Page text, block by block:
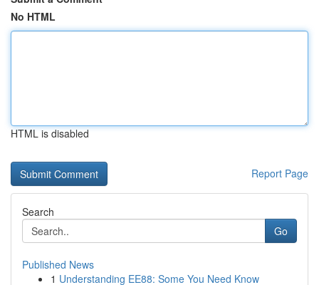
No HTML
HTML is disabled
Report Page
Search
Go
Published News
1 Understanding EE88: Some You Need Know